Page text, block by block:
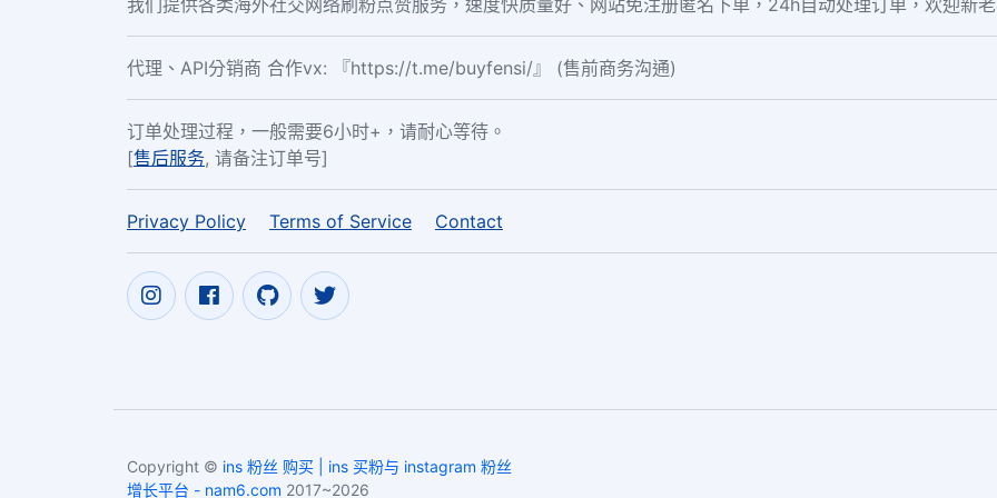
我们提供各类海外社交网络刷粉点赞服务，速度快质量好、网站免注册匿名下单，24h自动处理订单，欢迎新老
代理、API分销商 合作vx: 『https://t.me/buyfensi/』 (售前商务沟通)
订单处理过程，一般需要6小时+，请耐心等待。
[售后服务, 请备注订单号]
Privacy Policy Terms of Service Contact
Copyright © ins 粉丝 购买 | ins 买粉与 instagram 粉丝
增长平台 - nam6.com 2017~2026